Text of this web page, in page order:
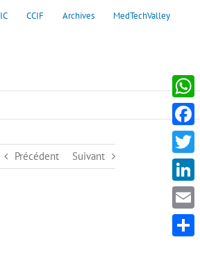
CCIF Archives MedTechValley
Précédent Suivant
Email